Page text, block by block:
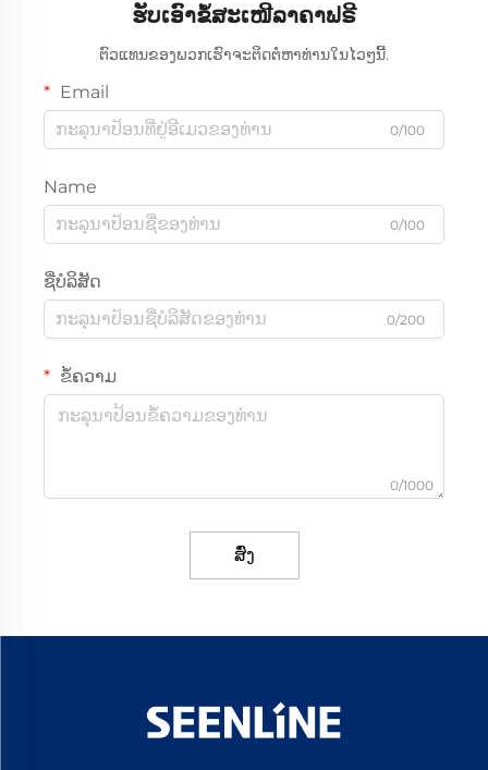
ຮັບເອົາຂໍ້ສະເໜີລາຄາຟຣີ
ຕົວແທນຂອງພວກເຮົາຈະຕິດຕໍ່ຫາທ່ານໃນໄວໆນີ້.
Email
0/100
Name
0/100
ຊື່ບໍລິສັດ
0/200
ຂໍ້ຄວາມ
0/1000
ສົ່ງ